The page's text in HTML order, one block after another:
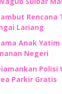
Rencana
Lariang
Anak
Negeri
Polisi
Parkir Gratis